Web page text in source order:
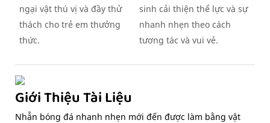
ngại vật thú vị và đầy thử
thách cho trẻ em thưởng
thức.
sinh cải thiện thể lực và sự
nhanh nhẹn theo cách
tương tác và vui vẻ.
Giới Thiệu Tài Liệu
Nhẫn bóng đá nhanh nhẹn mới đến được làm bằng vật